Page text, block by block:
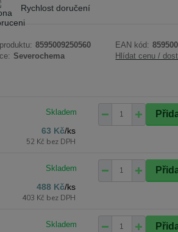
Rychlost doručení
8595009250560 EAN kód:
Severochema Hlídat cenu /
63 Kč/ks
52 Kč bez DPH
488 Kč/ks
403 Kč bez DPH